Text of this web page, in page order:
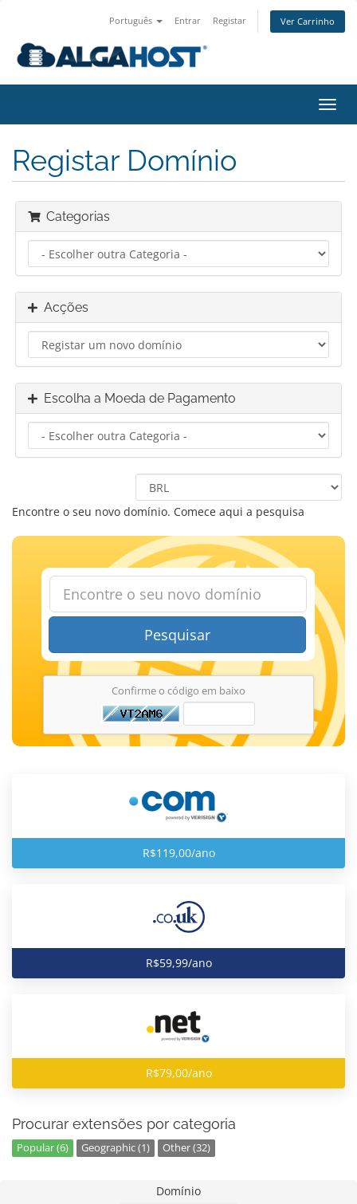
Português Entrar Registar Ver Carrinho
Registar Domínio
Categorias
Acções
Escolha a Moeda de Pagamento
Encontre o seu novo domínio. Comece aqui a pesquisa
Pesquisar
Confirme o código em baixo
R$119,00/ano
R$59,99/ano
R$79,00/ano
Procurar extensões por categoria
Popular (6) Geographic (1) Other (32)
Domínio